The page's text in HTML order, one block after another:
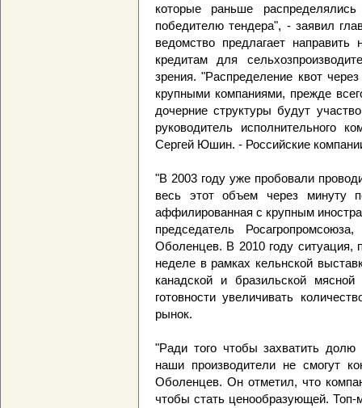
которые раньше
победителю тендера", - заявил
ведомство предлагает
кредитам для
зрения. "Распределение квот
крупными компаниями, прежде
дочерние структуры будут
руководитель исполнительного
Сергей Юшин. - Российские
"В 2003 году уже пробовали
весь этот объем через минуту
аффилированная с крупным
председатель
Оболенцев. В 2010 году ситуация,
неделе в рамках кельнской
канадской и бразильской
готовности увеличивать
рынок.
"Ради того чтобы захватить
наши производители не смогут
Оболенцев. Он отметил, что
чтобы стать ценообразующей. Топ-